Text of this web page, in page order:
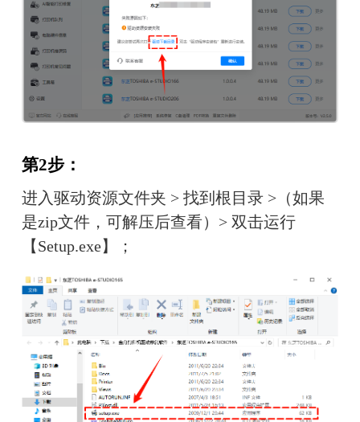
第2步：
进入驱动资源文件夹 > 找到根目录 >（如果
是zip文件，可解压后查看）> 双击运行
【Setup.exe】；